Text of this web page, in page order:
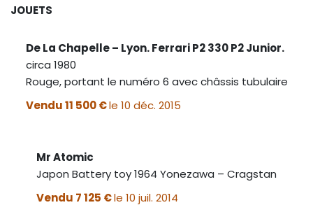
JOUETS
De La Chapelle – Lyon. Ferrari P2 330 P2 Junior.
circa 1980
Rouge, portant le numéro 6 avec châssis tubulaire
Vendu 11 500 €le 10 déc. 2015
Mr Atomic
Japon Battery toy 1964 Yonezawa – Cragstan
Vendu 7 125 €le 10 juil. 2014